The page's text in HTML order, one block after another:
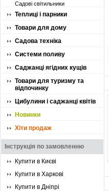
Садові світильники
Теплиці і парники
Товари для дому
Садова техніка
Системи поливу
Саджанці ягідних кущів
Товари для туризму та
відпочинку
Цибулини і саджанці квітів
Новинки
Хіти продаж
Інструкція по замовленню
Купити в Києві
Купити в Харкові
Купити в Дніпрі